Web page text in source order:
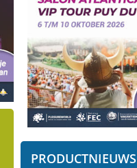
PRODUCTNIEUWS